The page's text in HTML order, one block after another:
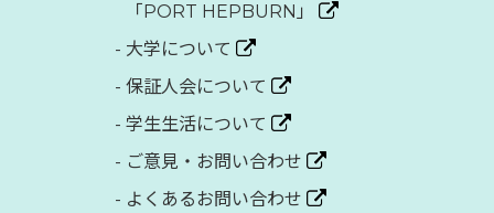
「PORT HEPBURN」
- 大学について
- 保証人会について
- 学生生活について
- ご意見・お問い合わせ
- よくあるお問い合わせ